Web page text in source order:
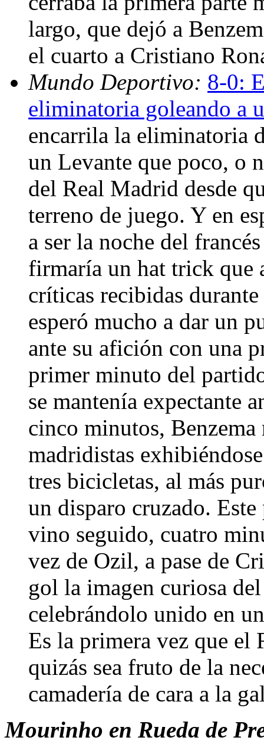
largo, que dejó a
el cuarto a Cristiano
Mundo Deportivo: 8-0:
eliminatoria goleando a
encarrila la eliminatoria
un Levante que poco, o
del Real Madrid desde
terreno de juego. Y en
a ser la noche del
firmaría un hat trick que
críticas recibidas
esperó mucho a dar un
ante su afición con una
primer minuto del
se mantenía expectante
cinco minutos,
madridistas
tres bicicletas, al más
un disparo cruzado.
vino seguido, cuatro
vez de Ozil, a pase de
gol la imagen curiosa
celebrándolo unido en
Es la primera vez que el
quizás sea fruto de la
camadería de cara a la
Mourinho en Rueda de